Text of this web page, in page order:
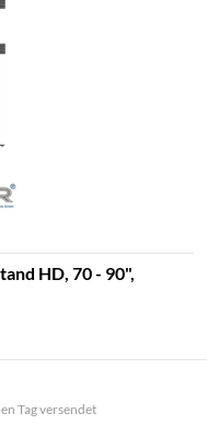
HD, 70 - 90",
Tag versendet